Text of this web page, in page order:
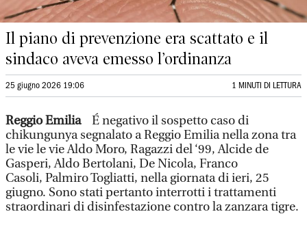
Il piano di prevenzione era scattato e il
sindaco aveva emesso l’ordinanza
25 giugno 2026 19:06 1 MINUTI DI LETTURA
Reggio Emilia
É negativo il sospetto caso di
chikungunya segnalato a Reggio Emilia nella zona tra
le vie le vie Aldo Moro, Ragazzi del ‘99, Alcide de
Gasperi, Aldo Bertolani, De Nicola, Franco
Casoli, Palmiro Togliatti, nella giornata di ieri, 25
giugno. Sono stati pertanto interrotti i trattamenti
straordinari di disinfestazione contro la zanzara tigre.